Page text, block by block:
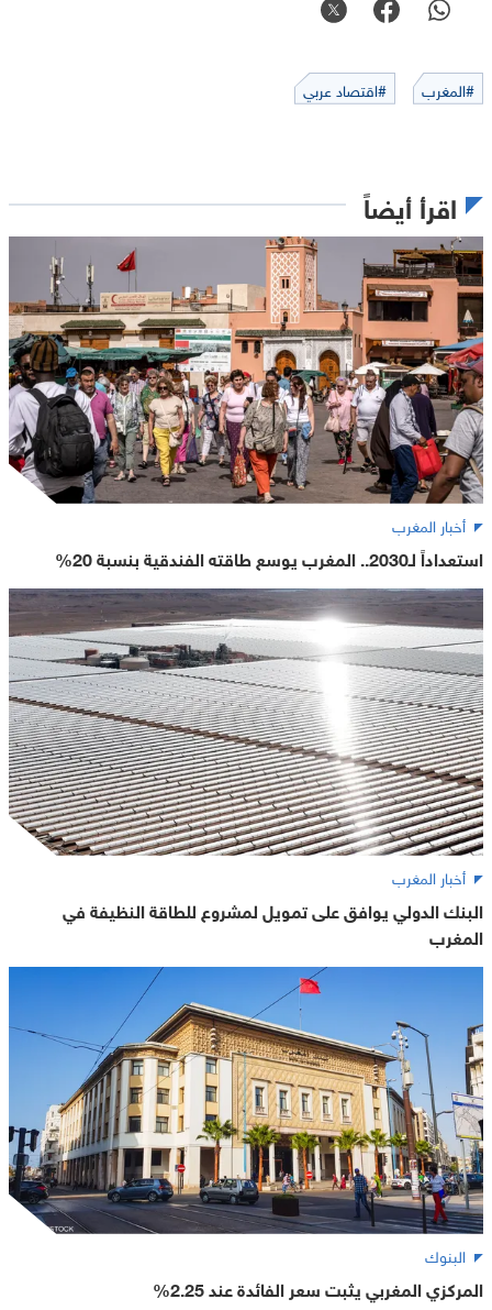
#المغرب #اقتصاد عربي
اقرأ أيضاً
أخبار المغرب
استعداداً لـ2030.. المغرب يوسع طاقته الفندقية بنسبة 20%
أخبار المغرب
البنك الدولي يوافق على تمويل لمشروع للطاقة النظيفة في
المغرب
البنوك
المركزي المغربي يثبت سعر الفائدة عند 2.25%